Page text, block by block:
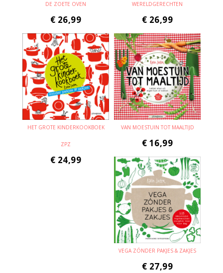
DE ZOETE OVEN
€ 26,99
WERELDGERECHTEN
€ 26,99
HET GROTE KINDERKOOKBOEK
ZPZ
€ 24,99
VAN MOESTUIN TOT MAALTIJD
€ 16,99
VEGA ZÓNDER PAKJES & ZAKJES
€ 27,99